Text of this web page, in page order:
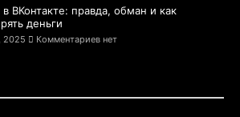
ВКонтакте: правда, обман и как
деньги
2025 Комментариев нет